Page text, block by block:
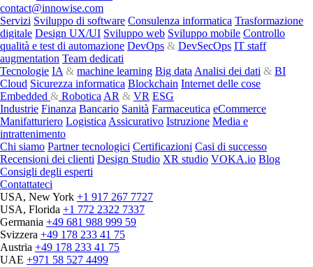
contact@innowise.com
Servizi Sviluppo di software Consulenza informatica Trasformazione
digitale Design UX/UI Sviluppo web Sviluppo mobile Controllo
qualità e test di automazione DevOps & DevSecOps IT staff
augmentation Team dedicati
Tecnologie IA & machine learning Big data Analisi dei dati & BI
Cloud Sicurezza informatica Blockchain Internet delle cose
Embedded & Robotica AR & VR ESG
Industrie Finanza Bancario Sanità Farmaceutica eCommerce
Manifatturiero Logistica Assicurativo Istruzione Media e
intrattenimento
Chi siamo Partner tecnologici Certificazioni Casi di successo
Recensioni dei clienti Design Studio XR studio VOKA.io Blog
Consigli degli esperti
Contattateci
USA, New York +1 917 267 7727
USA, Florida +1 772 2322 7337
Germania +49 681 988 999 59
Svizzera +49 178 233 41 75
Austria +49 178 233 41 75
UAE +971 58 527 4499